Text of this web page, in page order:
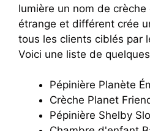
lumière un nom de
étrange et différent crée
tous les clients ciblés par
Voici une liste de
Pépinière Planète
Crèche Planet
Pépinière Shelby